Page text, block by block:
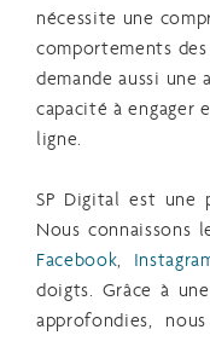
nécessite une
comportements
demande aussi une
capacité à engager
ligne.
SP Digital est une
Nous connaissons
Facebook,
doigts. Grâce à
approfondies,